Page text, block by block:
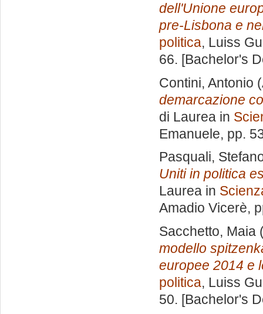
dell'Unione
pre-Lisbona e
politica, Luiss
66. [Bachelor's
Contini, Antonio
demarcazione
di Laurea in
Emanuele, pp.
Pasquali,
Uniti in politica
Laurea in
Amadio Vicerè,
Sacchetto, Maia
modello
europee 2014 e
politica, Luiss
50. [Bachelor's